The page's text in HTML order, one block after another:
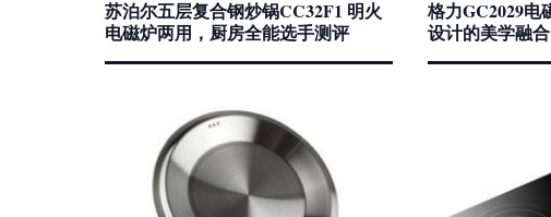
苏泊尔五层复合钢炒锅CC32F1 明火
电磁炉两用，厨房全能选手测评
格力GC2029电
设计的美学融合